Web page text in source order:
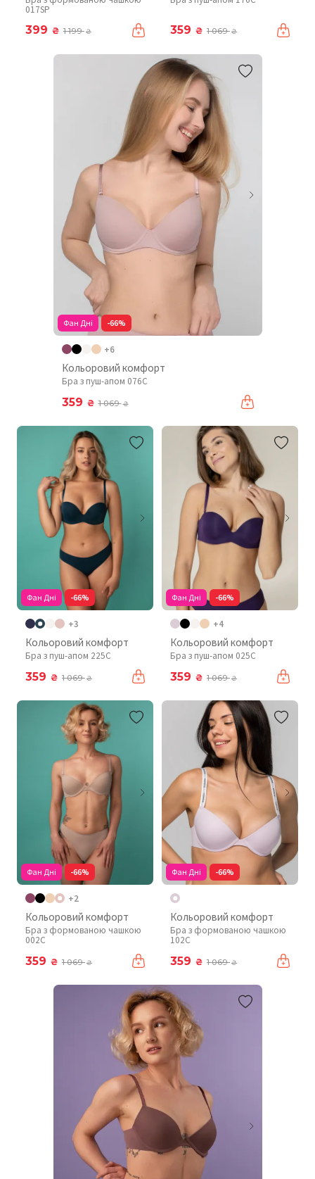
017SP
399 ₴ 1 199₴ 359 ₴ 1 069₴
Фан Дні -66%
+6
Кольоровий комфорт
Бра з пуш-апом 076C
359 ₴ 1 069₴
Фан Дні -66%
+3
Кольоровий комфорт
Бра з пуш-апом 225C
359 ₴ 1 069₴
Фан Дні -66%
+4
Кольоровий комфорт
Бра з пуш-апом 025C
359 ₴ 1 069₴
Фан Дні -66%
+2
Кольоровий комфорт
Бра з формованою чашкою
002C
359 ₴ 1 069₴
Фан Дні -66%
Кольоровий комфорт
Бра з формованою чашкою
102C
359 ₴ 1 069₴